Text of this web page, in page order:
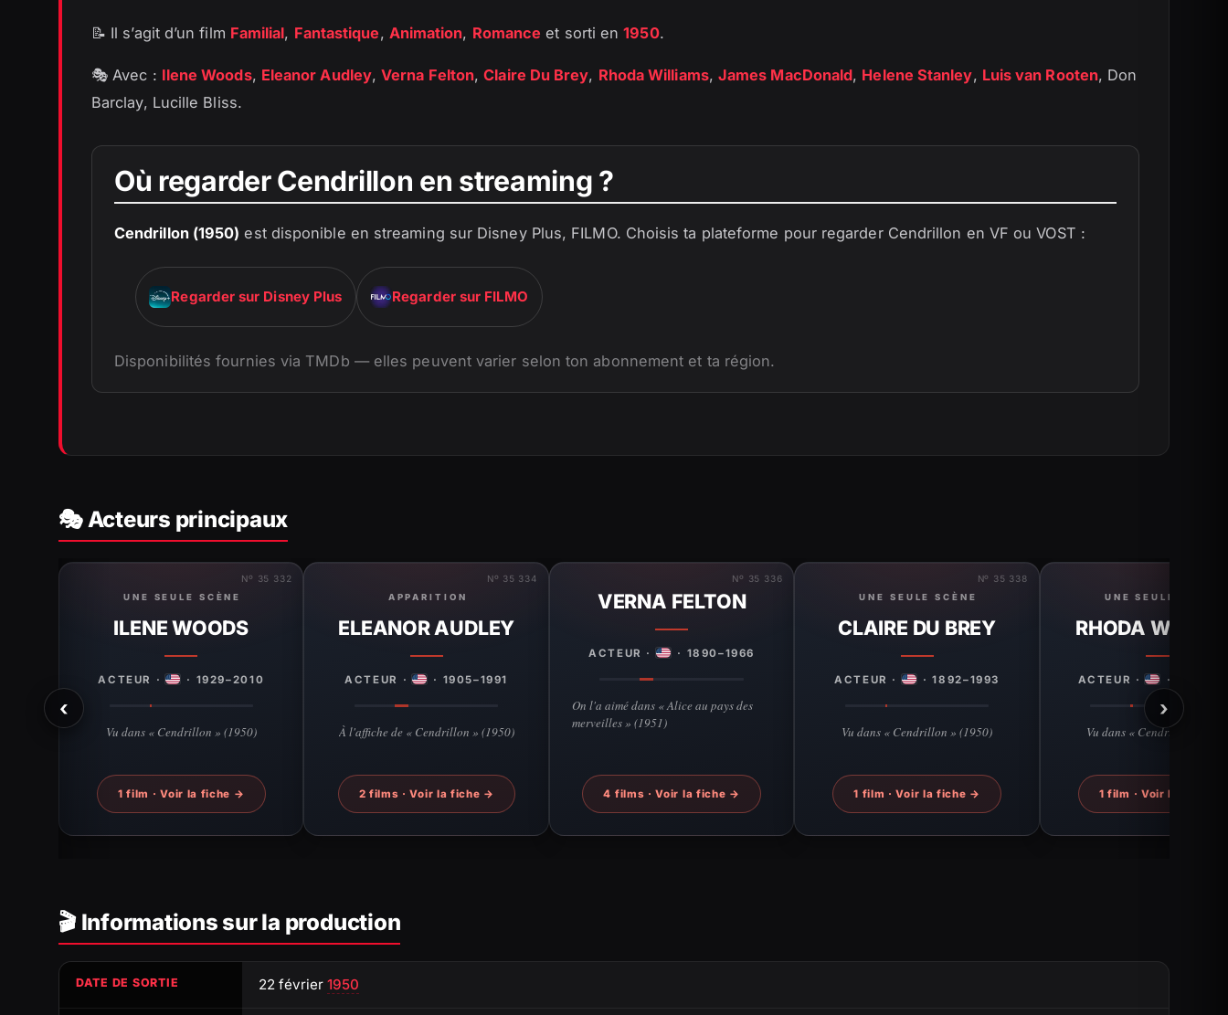
📝 Il s’agit d’un film Familial, Fantastique, Animation, Romance et sorti en1950.
🎭 Avec : Ilene Woods, Eleanor Audley,Verna Felton,Claire Du Brey, Rhoda Williams, James MacDonald, Helene Stanley, Luis van Rooten, Don
Barclay, Lucille Bliss.
Où regarder Cendrillon en streaming ?
Cendrillon (1950) est disponible en streaming sur Disney Plus, FILMO. Choisis ta plateforme pour regarder Cendrillon en VF ou VOST :
Regarder sur Disney Plus Regarder sur FILMO
Disponibilités fournies via TMDb — elles peuvent varier selon ton abonnement et ta région.
🎭 Acteurs principaux
‹
Nº 35 332
UNE SEULE SCÈNE
ILENE WOODS
ACTEUR · · 1929–2010
Vu dans « Cendrillon » (1950)
1 film · Voir la fiche →
Nº 35 334
APPARITION
ELEANOR AUDLEY
ACTEUR · · 1905–1991
À l'affiche de « Cendrillon » (1950)
2 films · Voir la fiche →
Nº 35 336
VERNA FELTON
ACTEUR · · 1890–1966
On l'a aimé dans « Alice au pays des
merveilles » (1951)
4 films · Voir la fiche →
Nº 35 338
UNE SEULE SCÈNE
CLAIRE DU BREY
ACTEUR · · 1892–1993
Vu dans « Cendrillon » (1950)
1 film · Voir la fiche →
UNE SEULE SCÈNE
RHODA
ACTEUR · ·
Vu dans « Cendrillon »
1 film · Voir la fiche →
›
🎬 Informations sur la production
DATE DE SORTIE 22 février 1950